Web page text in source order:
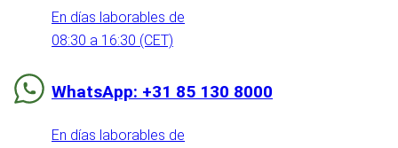
En días laborables de
08:30 a 16:30 (CET)
WhatsApp: +31 85 130 8000
En días laborables de